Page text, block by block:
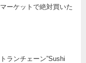
ーケットで絶対買いた
ランチェーン”Sushi